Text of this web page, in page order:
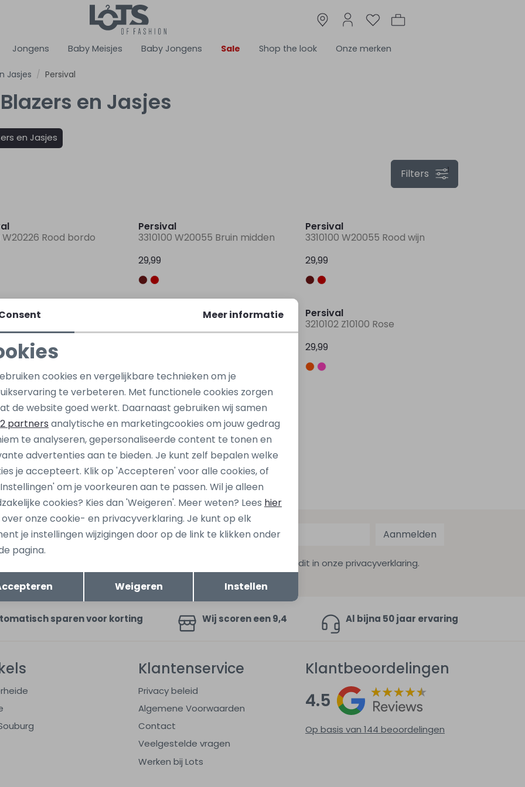
Jongens Baby Meisjes Baby Jongens Sale Shop the look Onze merken
Jasjes Persival
en Jasjes
en Jasjes
1
Filters
W20226 Rood bordo
Persival
3310100 W20055 Bruin midden
29,99
Persival
3310100 W20055 Rood wijn
29,99
Persival
3210102 Z10100 Rose
29,99
Sale
Z90044 Denim
29,99
dan ook gelijk €5,-
collectie!
Aanmelden
Hoe we met je data omgaan? Bekijk dit in onze privacyverklaring.
sparen voor korting Wij scoren een 9,4 Al bijna 50 jaar ervaring
Klantenservice
Privacy beleid
Algemene Voorwaarden
Contact
Veelgestelde vragen
Werken bij Lots
Klantbeoordelingen
4.5
Op basis van 144 beoordelingen
cookies
cookies Marketing cookies
Terug Opslaan
Meer informatie
cookies en vergelijkbare technieken om je
te verbeteren. Met functionele cookies zorgen
de website goed werkt. Daarnaast gebruiken wij samen
2 partners analytische en marketingcookies om jouw gedrag
te analyseren, gepersonaliseerde content te tonen en
advertenties aan te bieden. Je kunt zelf bepalen welke
je accepteert. Klik op 'Accepteren' voor alle cookies, of
om je voorkeuren aan te passen. Wil je alleen
cookies? Kies dan 'Weigeren'. Meer weten? Lees hier
onze cookie- en privacyverklaring. Je kunt op elk
je instellingen wijzigingen door op de link te klikken onder
pagina.
Weigeren Instellen